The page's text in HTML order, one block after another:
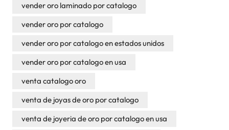
vender oro laminado por catalogo
vender oro por catalogo
vender oro por catalogo en estados unidos
vender oro por catalogo en usa
venta catalogo oro
venta de joyas de oro por catalogo
venta de joyeria de oro por catalogo en usa